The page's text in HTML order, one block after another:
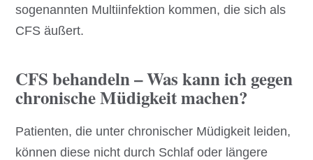
sogenannten Multiinfektion kommen, die sich als
CFS äußert.
CFS behandeln – Was kann ich gegen
chronische Müdigkeit machen?
Patienten, die unter chronischer Müdigkeit leiden,
können diese nicht durch Schlaf oder längere